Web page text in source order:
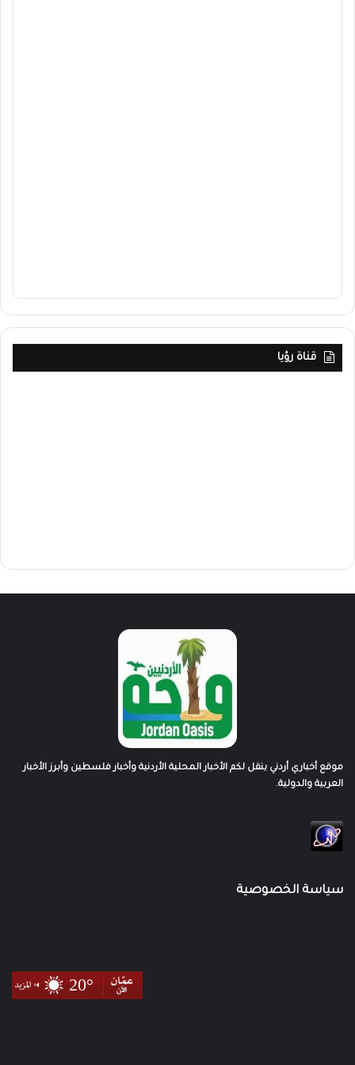
قناة رؤيا
موقع أخباري أردني ينقل لكم الأخبار المحلية الأردنية وأخبار فلسطين وأبرز الأخبار
العربية والدولية.
سياسة الخصوصية